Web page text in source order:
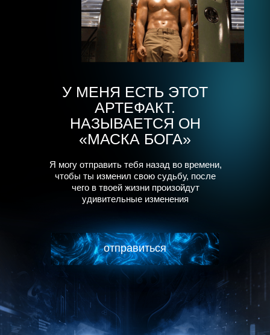
У МЕНЯ ЕСТЬ ЭТОТ
АРТЕФАКТ.
НАЗЫВАЕТСЯ ОН
«МАСКА БОГА»
Я могу отправить тебя назад во времени,
чтобы ты изменил свою судьбу, после
чего в твоей жизни произойдут
удивительные изменения
отпрaвиться